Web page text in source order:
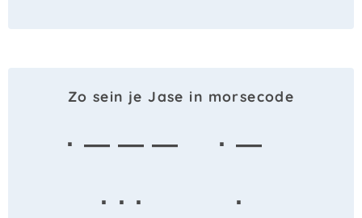
Zo sein je Jase in morsecode
· — — —
· —
· · ·
·